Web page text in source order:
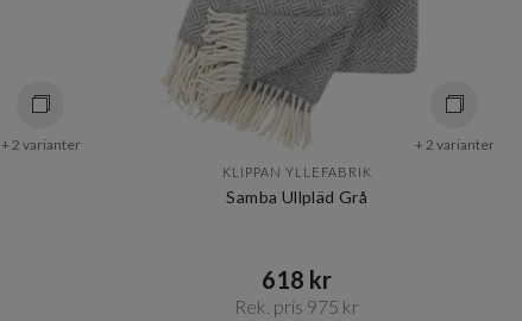
+ 2 varianter + 2 varianter
KLIPPAN YLLEFABRIK
Samba Ullpläd Grå
618 kr​​
Rek. pris 975 kr​​